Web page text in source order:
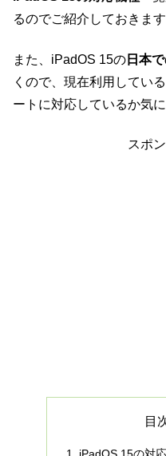
るのでご紹介しておきます
また、iPadOS 15の 日本
くので、現在利用してい
ートに対応しているか気
スポ
目